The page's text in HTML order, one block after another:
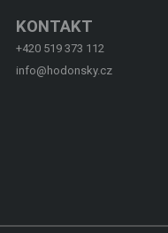
KONTAKT
+420 519 373 112
info@hodonsky.cz